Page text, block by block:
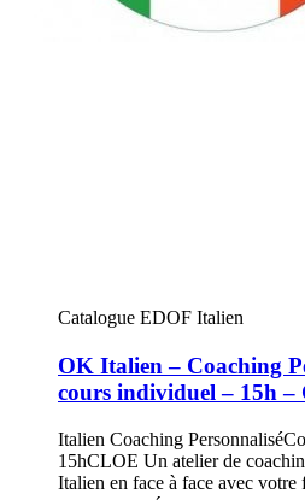
Catalogue EDOF Italien
OK Italien – Coaching
cours individuel – 15h –
Italien Coaching
15hCLOE Un atelier de
Italien en face à face avec votre